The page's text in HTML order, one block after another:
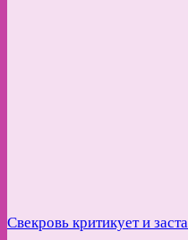
Свекровь критикует и